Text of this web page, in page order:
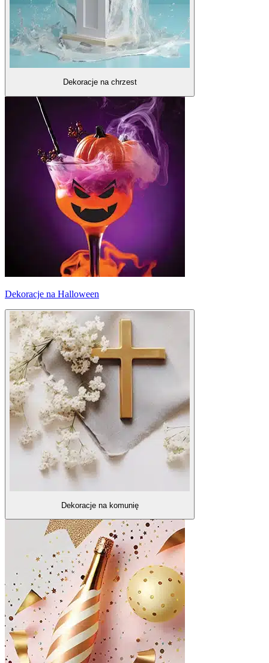
Dekoracje na chrzest
Dekoracje na Halloween
Dekoracje na komunię